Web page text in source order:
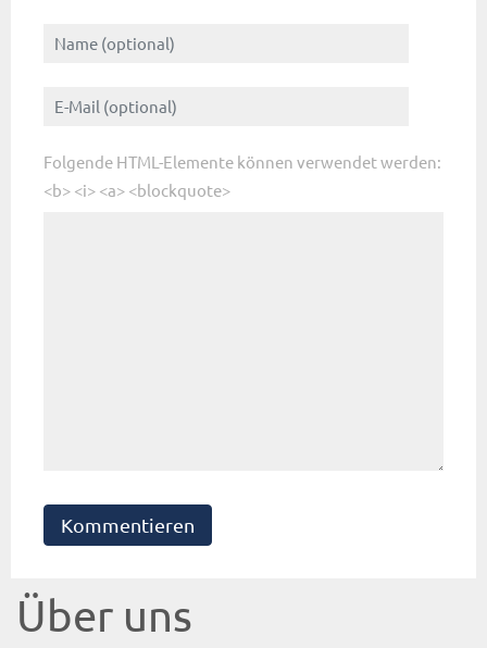
Folgende HTML-Elemente können verwendet werden:
<b> <i> <a> <blockquote>
Kommentieren
Über uns